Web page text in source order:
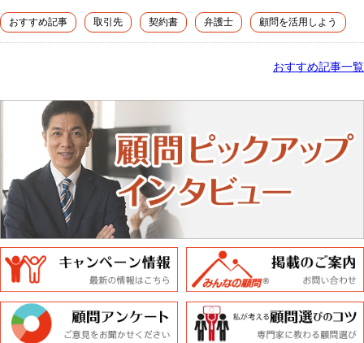
おすすめ記事 取引先 契約書 弁護士 顧問を活用しよう
おすすめ記事一覧